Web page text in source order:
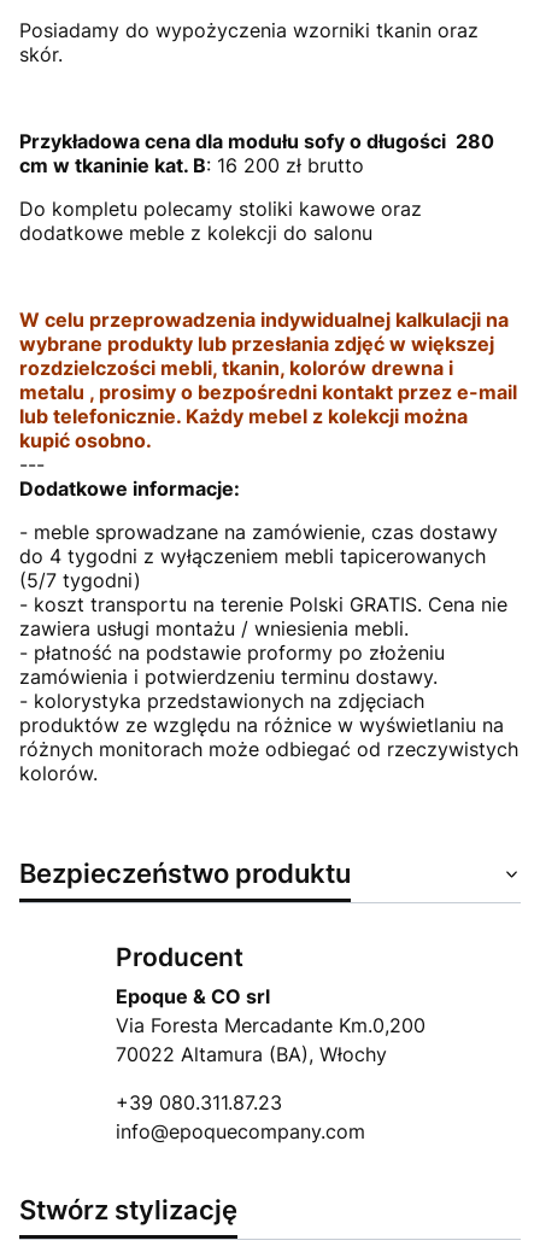
Posiadamy do wypożyczenia wzorniki tkanin oraz
skór.
Przykładowa cena dla modułu sofy o długości 280
cm w tkaninie kat. B: 16 200 zł brutto
Do kompletu polecamy stoliki kawowe oraz
dodatkowe meble z kolekcji do salonu
W celu przeprowadzenia indywidualnej kalkulacji na
wybrane produkty lub przesłania zdjęć w większej
rozdzielczości mebli, tkanin, kolorów drewna i
metalu , prosimy o bezpośredni kontakt przez e-mail
lub telefonicznie. Każdy mebel z kolekcji można
kupić osobno.
---
Dodatkowe informacje:
- meble sprowadzane na zamówienie, czas dostawy
do 4 tygodni z wyłączeniem mebli tapicerowanych
(5/7 tygodni)
- koszt transportu na terenie Polski GRATIS. Cena nie
zawiera usługi montażu / wniesienia mebli.
- płatność na podstawie proformy po złożeniu
zamówienia i potwierdzeniu terminu dostawy.
- kolorystyka przedstawionych na zdjęciach
produktów ze względu na różnice w wyświetlaniu na
różnych monitorach może odbiegać od rzeczywistych
kolorów.
Bezpieczeństwo produktu
Producent
Epoque & CO srl
Via Foresta Mercadante Km.0,200
70022 Altamura (BA), Włochy
+39 080.311.87.23
info@epoquecompany.com
Stwórz stylizację